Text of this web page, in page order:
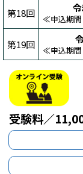
第18回 ≪申込期間
第19回 ≪申込期間
受験料／